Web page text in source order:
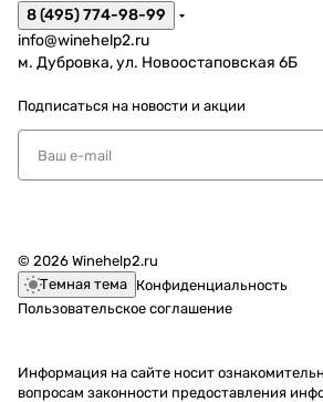
8 (495) 774-98-99
info@winehelp2.ru
м. Дубровка, ул. Новоостаповская 6Б
Подписаться на новости и акции
© 2026 Winehelp2.ru
Темная тема Конфиденциальность
Пользовательское соглашение
Информация на сайте носит
вопросам законности предоставления